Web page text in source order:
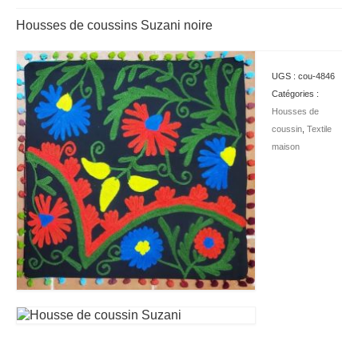
Housses de coussins Suzani noire
UGS : cou-4846
Catégories :
Housses de
coussin Textile
maison